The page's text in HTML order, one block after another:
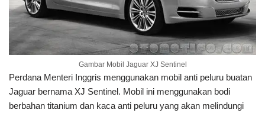
Gambar Mobil Jaguar XJ Sentinel
Perdana Menteri Inggris menggunakan mobil anti peluru buatan
Jaguar bernama XJ Sentinel. Mobil ini menggunakan bodi
berbahan titanium dan kaca anti peluru yang akan melindungi